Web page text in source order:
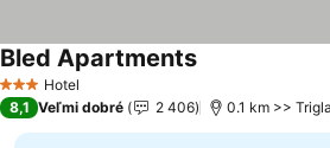
3 Počet hviezdičiek
Hotel
Bled Apartments
8,1 Veľmi dobré 2 406 0.1 km >>